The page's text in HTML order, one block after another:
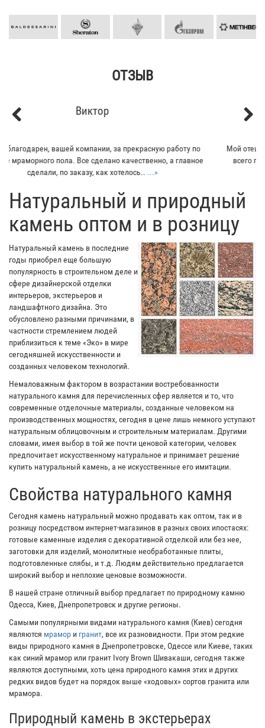
ОТЗЫВ
Мой отец заказывал плитку из гранита для своего дома. Больше
всего понравилось - индивидуальный подход к клиенту. Отец
остался очень доволен...
​Натуральный и природный
камень оптом и в розницу
Натуральный камень в последние
годы приобрел еще большую
популярность в строительном деле и
сфере дизайнерской отделки
интерьеров, экстерьеров и
ландшафтного дизайна. Это
обусловлено разными причинами, в
частности стремлением людей
приблизиться к теме «Эко» в мире
сегодняшней искусственности и
созданных человеком технологий.
Немаловажным фактором в возрастании востребованности
натурального камня для перечисленных сфер является и то, что
современные отделочные материалы, созданные человеком на
производственных мощностях, сегодня в цене лишь немного уступают
натуральным облицовочным и строительным материалам. Другими
словами, имея выбор в той же почти ценовой категории, человек
предпочитает искусственному натуральное и принимает решение
купить натуральный камень, а не искусственные его имитации.
Свойства натурального камня
Сегодня камень натуральный можно продавать как оптом, так и в
розницу посредством интернет-магазинов в разных своих ипостасях:
готовые каменные изделия с декоративной отделкой или без нее,
заготовки для изделий, монолитные необработанные плиты,
подготовленные слябы, и т.д. Людям действительно предлагается
широкий выбор и неплохие ценовые возможности.
В нашей стране отличный выбор предлагает по природному камню
Одесса, Киев, Днепропетровск и другие регионы.
Самыми популярными видами натурального камня (Киев) сегодня
являются мрамор и гранит, все их разновидности. При этом редкие
виды природного камня в Днепропетровске, Одессе или Киеве, таких
как синий мрамор или гранит Ivory Brown Шивакаши, сегодня также
являются доступными, хоть цена природного камня этих и других
редких видов будет на порядок выше «ходовых» сортов гранита или
мрамора.
Природный камень в экстерьерах